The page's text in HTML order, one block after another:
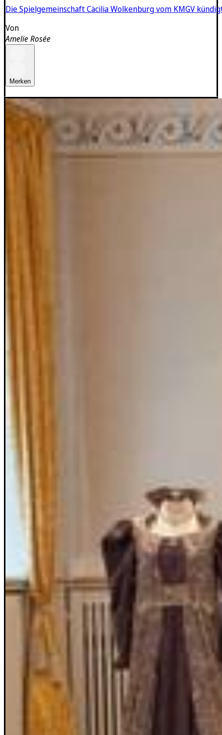
Die Spielgemeinschaft Cäcilia Wolkenburg vom KMGV
Von
Amelie Rosée
Merken